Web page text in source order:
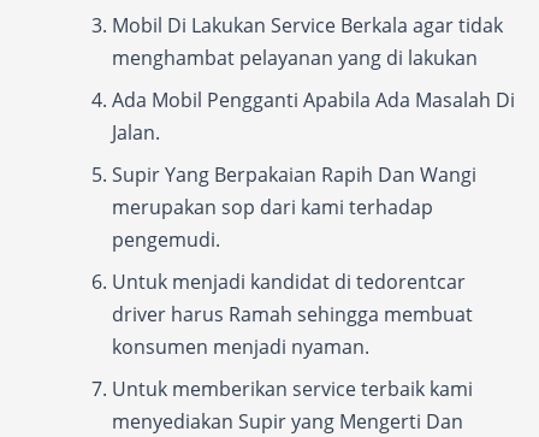
Mobil Di Lakukan Service Berkala agar tidak
menghambat pelayanan yang di lakukan
Ada Mobil Pengganti Apabila Ada Masalah Di
Jalan.
Supir Yang Berpakaian Rapih Dan Wangi
merupakan sop dari kami terhadap
pengemudi.
Untuk menjadi kandidat di tedorentcar
driver harus Ramah sehingga membuat
konsumen menjadi nyaman.
Untuk memberikan service terbaik kami
menyediakan Supir yang Mengerti Dan